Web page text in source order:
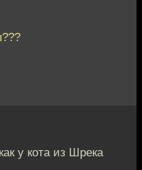
у кота из Шрека